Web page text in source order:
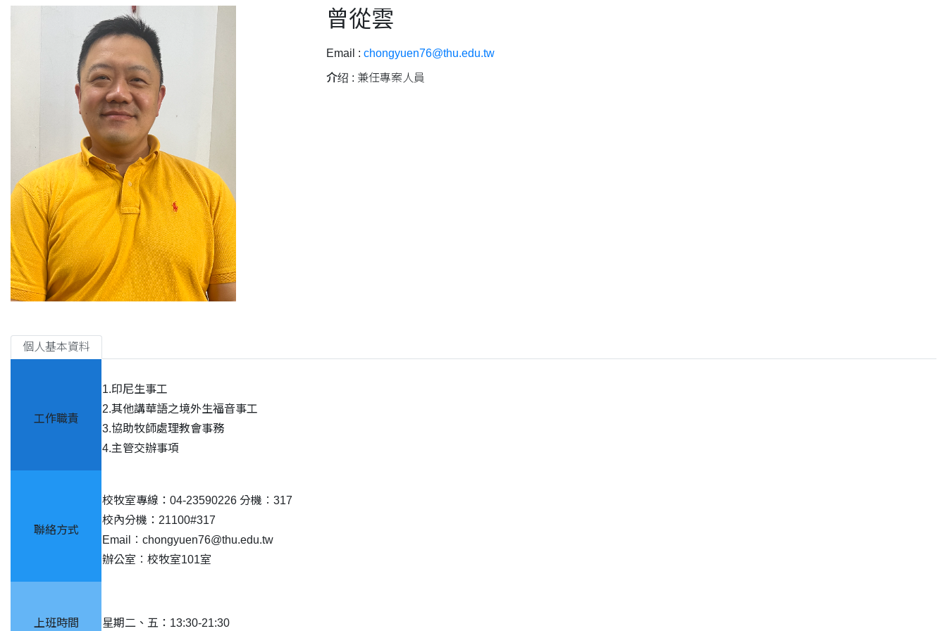
曾從雲
Email : chongyuen76@thu.edu.tw
介绍 : 兼任專案人員
個人基本資料
工作職責
1.印尼生事工
2.其他講華語之境外生福音事工
3.協助牧師處理教會事務
4.主管交辦事項
聯絡方式
校牧室專線：04-23590226 分機︰317
校內分機：21100#317
Email︰chongyuen76@thu.edu.tw
辦公室︰校牧室101室
上班時間 星期二、五：13:30-21:30